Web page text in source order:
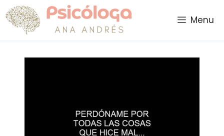
Saltar
al
contenido
Menu